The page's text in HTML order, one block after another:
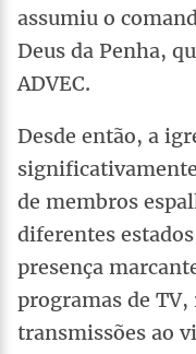
assumiu o
Deus da Penha,
ADVEC.
Desde então, a
de membros
diferentes
presença
programas de TV,
transmissões ao